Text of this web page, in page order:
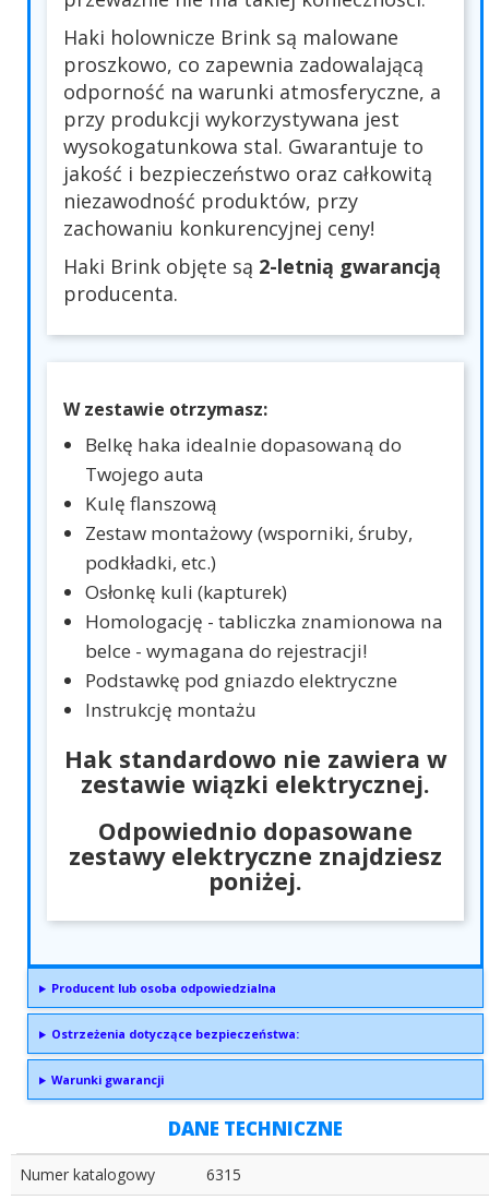
Haki holownicze Brink są malowane
proszkowo, co zapewnia zadowalającą
odporność na warunki atmosferyczne, a
przy produkcji wykorzystywana jest
wysokogatunkowa stal. Gwarantuje to
jakość i bezpieczeństwo oraz całkowitą
niezawodność produktów, przy
zachowaniu konkurencyjnej ceny!
Haki Brink objęte są 2-letnią gwarancją
producenta.
W zestawie otrzymasz:
Belkę haka idealnie dopasowaną do
Twojego auta
Kulę flanszową
Zestaw montażowy (wsporniki, śruby,
podkładki, etc.)
Osłonkę kuli (kapturek)
Homologację - tabliczka znamionowa na
belce - wymagana do rejestracji!
Podstawkę pod gniazdo elektryczne
Instrukcję montażu
Hak standardowo nie zawiera w
zestawie wiązki elektrycznej.
Odpowiednio dopasowane
zestawy elektryczne znajdziesz
poniżej.
Producent lub osoba odpowiedzialna
Ostrzeżenia dotyczące bezpieczeństwa:
Warunki gwarancji
DANE TECHNICZNE
Numer katalogowy
6315